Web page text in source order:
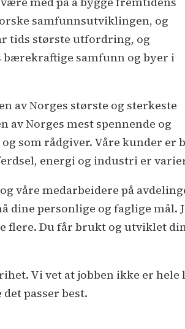
samfunnsutviklingen, og
tids største utfordring, og
samfunn og byer i
av Norges største og sterkeste
av Norges mest spennende og
som rådgiver. Våre kunder er
energi og industri er
våre medarbeidere på
personlige og faglige mål.
flere. Du får brukt og utviklet
Vi vet at jobben ikke er
passer best.